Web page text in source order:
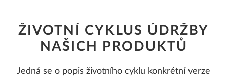
ŽIVOTNÍ CYKLUS ÚDRŽBY
NAŠICH PRODUKTŮ
Jedná se o popis životního cyklu konkrétní verze